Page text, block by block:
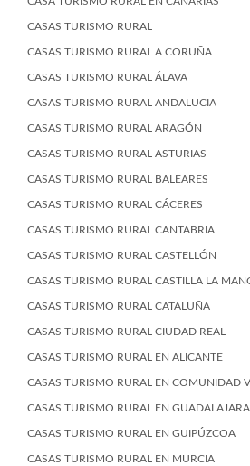
CASAS TURISMO RURAL
CASAS TURISMO RURAL A CORUÑA
CASAS TURISMO RURAL ÁLAVA
CASAS TURISMO RURAL ANDALUCIA
CASAS TURISMO RURAL ARAGÓN
CASAS TURISMO RURAL ASTURIAS
CASAS TURISMO RURAL BALEARES
CASAS TURISMO RURAL CÁCERES
CASAS TURISMO RURAL CANTABRIA
CASAS TURISMO RURAL CASTELLÓN
CASAS TURISMO RURAL CASTILLA LA
CASAS TURISMO RURAL CATALUÑA
CASAS TURISMO RURAL CIUDAD REAL
CASAS TURISMO RURAL EN ALICANTE
CASAS TURISMO RURAL EN COMUNIDAD
CASAS TURISMO RURAL EN GUADALAJARA
CASAS TURISMO RURAL EN GUIPÚZCOA
CASAS TURISMO RURAL EN MURCIA